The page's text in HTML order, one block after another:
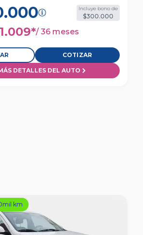
Incluye bono de
$300.000
*/ 36 meses
COTIZAR
DETALLES DEL AUTO
km